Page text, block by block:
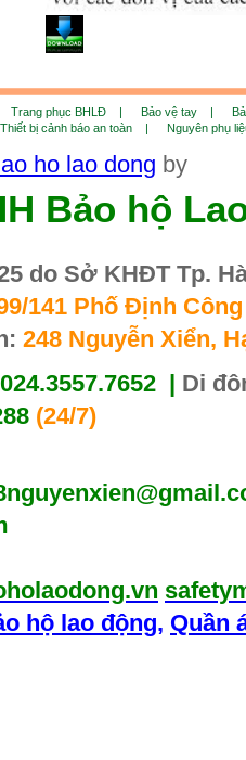
Trang phục BHLĐ | Bảo vệ tay |
Thiết bị cảnh báo an toàn | Nguyên phụ
ho lao dong by
Bảo hộ
do Sở KHĐT Tp.
141 Phố Định
248 Nguyễn Xiển,
| Di
(24/7)
hộ lao động, Quần